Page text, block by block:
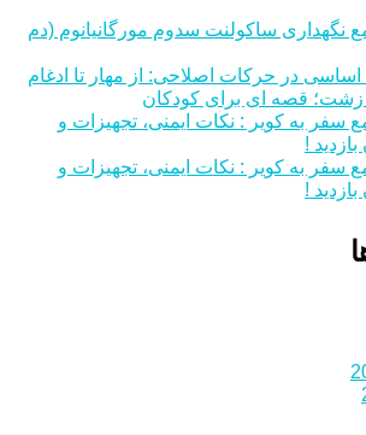
نگهداری ساکولنت سدوم مورگانیانوم (دم
در حرکات اصلاحی: از مهار تا ادغام
قصه ای برای کودکان
سفر به کویر : نکات ایمنی، تجهیزات و
!
سفر به کویر : نکات ایمنی، تجهیزات و
!